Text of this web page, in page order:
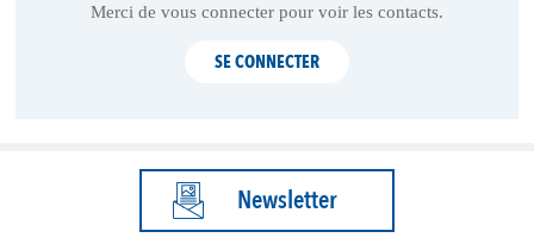
Merci de vous connecter pour voir les contacts.
SE CONNECTER
Newsletter